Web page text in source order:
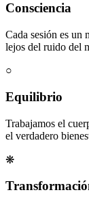
Consciencia
Cada sesión es un
lejos del ruido del
○
Equilibrio
Trabajamos el
el verdadero
❋